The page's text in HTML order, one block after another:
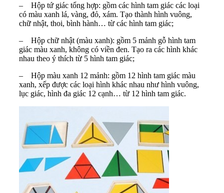
–
Hộp tứ giác tổng hợp: gồm các hình tam giác các loại
có màu xanh lá, vàng, đỏ, xám. Tạo thành hình vuông,
chữ nhật, thoi, bình hành… từ các hình tam giác;
–
Hộp chữ nhật (màu xanh): gồm 5 mảnh gỗ hình tam
giác màu xanh, không có viền đen. Tạo ra các hình khác
nhau theo ý thích từ 5 hình tam giác;
–
Hộp màu xanh 12 mảnh: gồm 12 hình tam giác màu
xanh, xếp được các loại hình khác nhau như hình vuông,
lục giác, hình đa giác 12 cạnh… từ 12 hình tam giác.